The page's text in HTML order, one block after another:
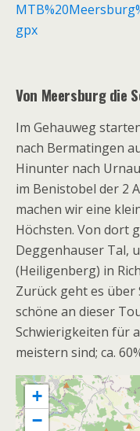
gpx
Von Meersburg die
Im Gehauweg
nach Bermatingen
Hinunter nach
im Benistobel der 2
machen wir eine
Höchsten. Von dort
Deggenhauser Tal,
(Heiligenberg) in
Zurück geht es über
schöne an dieser
Schwierigkeiten für
meistern sind; ca.
+
−